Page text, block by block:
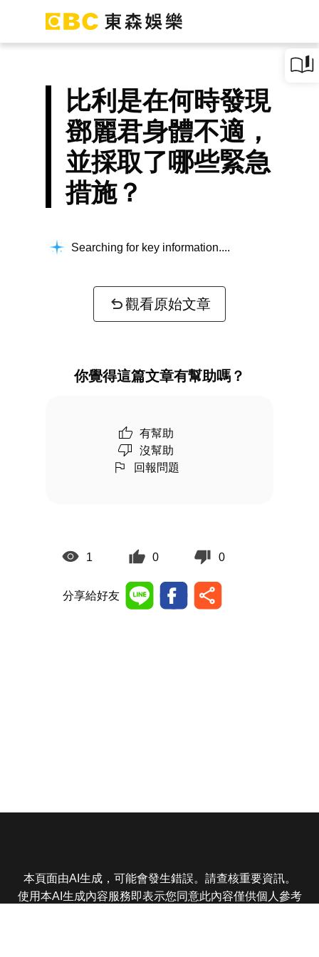
比利是在何時發現
鄧麗君身體不適，
並採取了哪些緊急
措施？
Searching for key information...
觀看原始文章
你覺得這篇文章有幫助嗎？
有幫助
沒幫助
回報問題
1 0 0
分享給好友
本頁面由AI生成，可能會發生錯誤。請查核重要資訊。
使用本AI生成內容服務即表示您同意此內容僅供個人參考